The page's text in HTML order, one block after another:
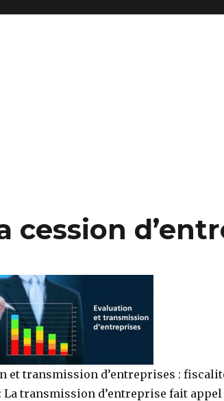
cession
et transmission d’entreprises :
La transmission d’entreprise fait